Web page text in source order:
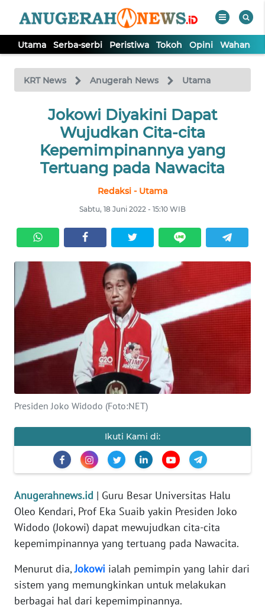
Utama Serba-serbi Peristiwa Tokoh Opini Wahana
KRT News Anugerah News Utama
Jokowi Diyakini Dapat
Wujudkan Cita-cita
Kepemimpinannya yang
Tertuang pada Nawacita
Redaksi - Utama
Sabtu, 18 Juni 2022 - 15:10 WIB
Presiden Joko Widodo (Foto:NET)
Ikuti Kami di:
Anugerahnews.id | Guru Besar Universitas Halu
Oleo Kendari, Prof Eka Suaib yakin Presiden Joko
Widodo (Jokowi) dapat mewujudkan cita-cita
kepemimpinannya yang tertuang pada Nawacita.
Menurut dia,Jokowi ialah pemimpin yang lahir dari
sistem yang memungkinkan untuk melakukan
berbagai hal dari kepemimpinannya.
TV
Tutup
SERBA-
SERBI
TOKOH
OPINI
WAHANA
INFRASTRUKTUR
WAHANA
TANI
TRAVEL
SPORT
UMKM
WAHANA
SELEB
WAHANA
PERSONA